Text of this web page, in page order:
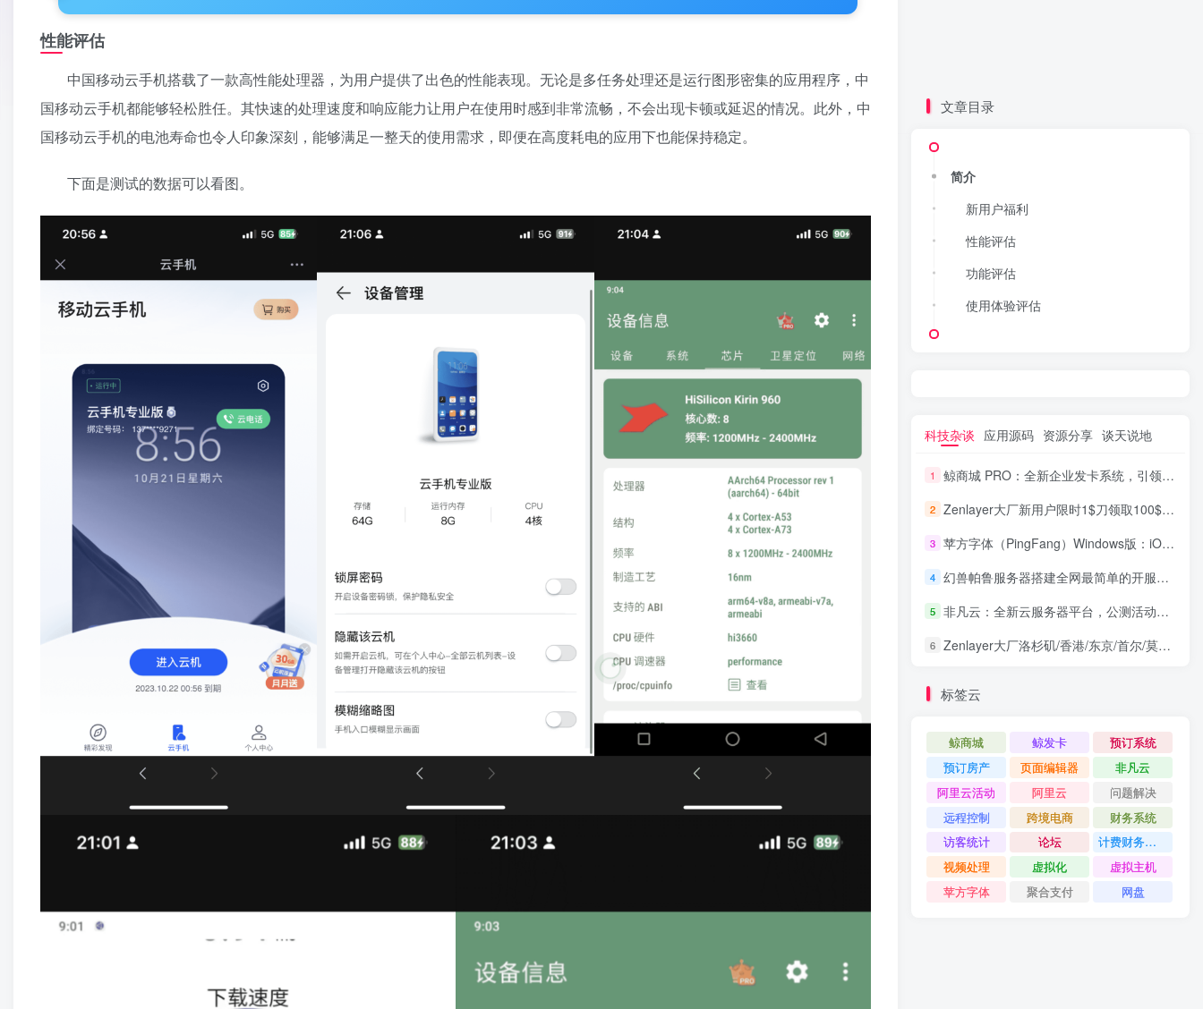
性能评估
中国移动云手机搭载了一款高性能处理器，为用户提供了出色的性能表现。无论是多任务处理还是运行图形密集的应用程序，中
国移动云手机都能够轻松胜任。其快速的处理速度和响应能力让用户在使用时感到非常流畅，不会出现卡顿或延迟的情况。此外，中
国移动云手机的电池寿命也令人印象深刻，能够满足一整天的使用需求，即便在高度耗电的应用下也能保持稳定。
下面是测试的数据可以看图。
文章目录
简介
新用户福利
性能评估
功能评估
使用体验评估
科技杂谈 应用源码 资源分享 谈天说地
1 鲸商城 PRO：全新企业发卡系统，引领数字商业新潮流
2 Zenlayer大厂新用户限时1$刀领取100$美刀不限制开通的产品比如独立服务器和VPS
3 苹方字体（PingFang）Windows版：iOS官方字体，包含6种字重，简繁港文全面优化
4 幻兽帕鲁服务器搭建全网最简单的开服windows系统
5 非凡云：全新云服务器平台，公测活动盛大开启+注册即送免费洛杉矶服务器
6 Zenlayer大厂洛杉矶/香港/东京/首尔/莫斯科/圣保罗等地服务器4折秒杀优惠续费同价
标签云
鲸商城 鲸发卡
预订系统
预订房产
页面编辑器
非凡云
阿里云活动
阿里云
问题解决
远程控制
跨境电商
财务系统
访客统计
论坛
计费财务系统
视频处理
虚拟化
虚拟主机
苹方字体
聚合支付 网盘